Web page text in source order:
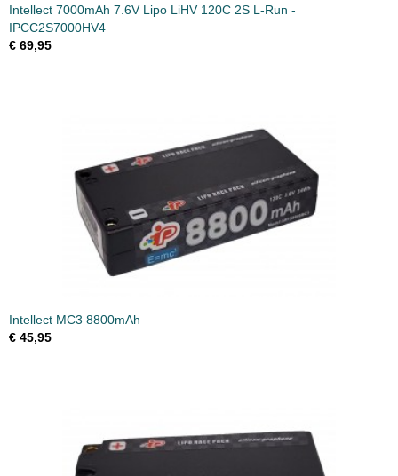
Intellect 7000mAh 7.6V Lipo LiHV 120C 2S L-Run -
IPCC2S7000HV4
€ 69,95
Intellect MC3 8800mAh
€ 45,95